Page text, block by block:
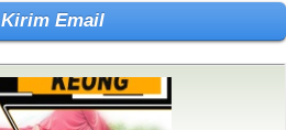
Kirim Email